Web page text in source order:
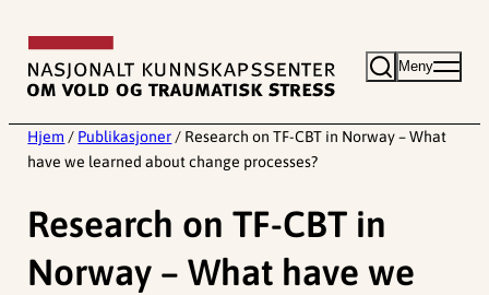
innhold
Meny
Hjem / Publikasjoner / Research on TF-CBT in Norway – What
have we learned about change processes?
Research on TF-CBT in
Norway – What have we